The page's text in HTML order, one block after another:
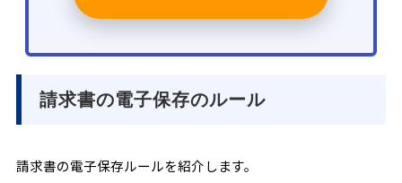
請求書の電子保存のルール
請求書の電子保存ルールを紹介します。